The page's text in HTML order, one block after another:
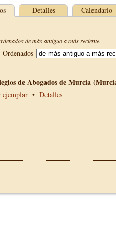
Detalles Calendario
de más antiguo a más reciente.
Ordenados
de Abogados de Murcia
ejemplar • Detalles